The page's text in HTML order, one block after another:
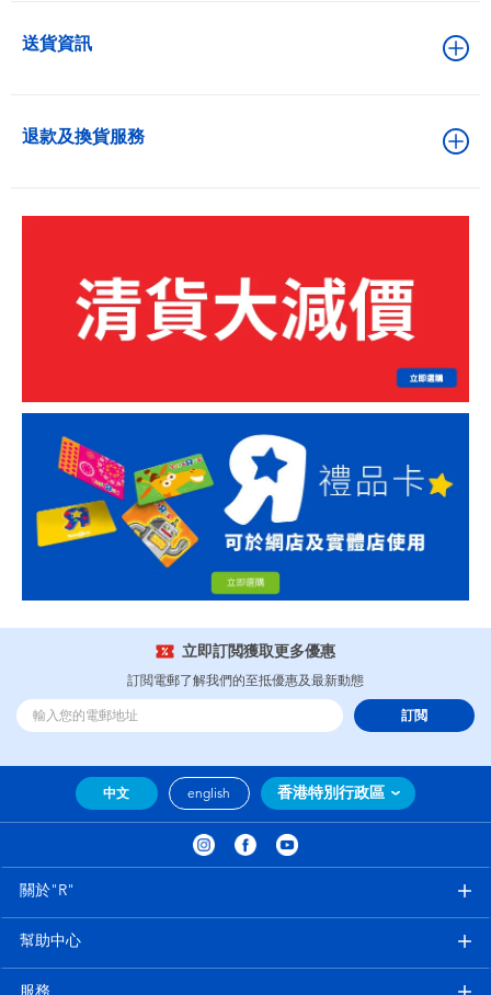
送貨資訊
退款及換貨服務
立即訂閲獲取更多優惠
訂閲電郵了解我們的至抵優惠及最新動態
訂閲
中文 english 香港特別行政區
關於"R"
幫助中心